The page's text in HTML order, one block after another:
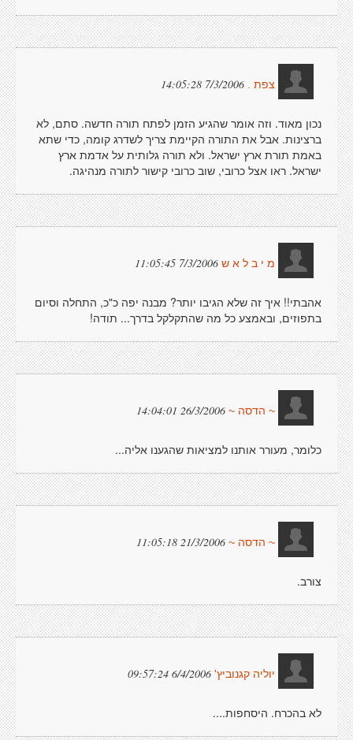
צפת . 7/3/2006 14:05:28
נכון מאוד. וזה אומר שהגיע הזמן לפתח תורה חדשה. סתם, לא
ברצינות. אבל את התורה הקיימת צריך לשדרג קומה, כדי שתא
באמת תורת ארץ ישראל. ולא תורה גלותית על אדמת ארץ
ישראל. ראו אצל כרובי, שוב כרובי קישור לתורה מנהיגה.
מ י ב ל א ש 7/3/2006 11:05:45
אהבתי!! איך זה שלא הגיבו יותר? מבנה יפה כ"כ, התחלה וסיום
בתפוזים, ובאמצע כל מה שהתקלקל בדרך... תודה!
~ הדסה ~ 26/3/2006 14:04:01
כלומר, מעורר אותנו למציאות שהגענו אליה...
~ הדסה ~ 21/3/2006 11:05:18
צורב.
יוליה קגנוביץ' 6/4/2006 09:57:24
לא בהכרח. היסחפות....